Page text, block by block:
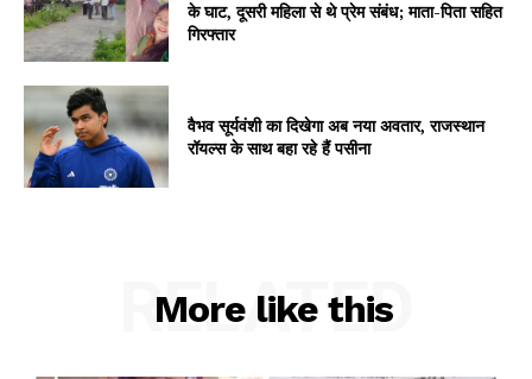
के घाट, दूसरी महिला से थे प्रेम संबंध; माता-पिता सहित
गिरफ्तार
वैभव सूर्यवंशी का दिखेगा अब नया अवतार, राजस्थान
रॉयल्स के साथ बहा रहे हैं पसीना
More like this
RELATED